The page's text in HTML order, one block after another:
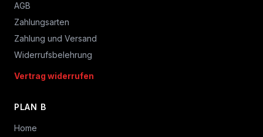
AGB
Zahlungsarten
Zahlung und Versand
Widerrufsbelehrung
Vertrag widerrufen
PLAN B
Home